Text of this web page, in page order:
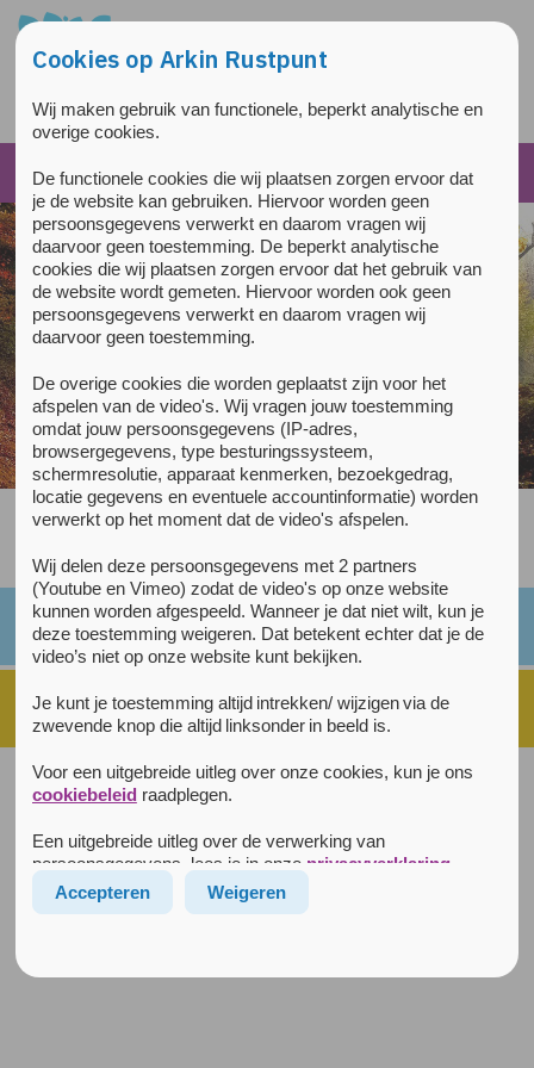
Overslaan en naar de inhoud gaan
Direct naar de hoofdnavigatie
Steek een kaarsje aan
Disclaimer|Privacyverklaring |Cookiebeleid
Rustpunt is een initiatief van
Cookies op Arkin Rustpunt
Wij maken gebruik van functionele, beperkt analytische en
overige cookies.
De functionele cookies die wij plaatsen zorgen ervoor dat
je de website kan gebruiken. Hiervoor worden geen
persoonsgegevens verwerkt en daarom vragen wij
daarvoor geen toestemming. De beperkt analytische
cookies die wij plaatsen zorgen ervoor dat het gebruik van
de website wordt gemeten. Hiervoor worden ook geen
persoonsgegevens verwerkt en daarom vragen wij
daarvoor geen toestemming.
De overige cookies die worden geplaatst zijn voor het
afspelen van de video's. Wij vragen jouw toestemming
omdat jouw persoonsgegevens (IP-adres,
browsergegevens, type besturingssysteem,
schermresolutie, apparaat kenmerken, bezoekgedrag,
locatie gegevens en eventuele accountinformatie) worden
verwerkt op het moment dat de video's afspelen.
Wij delen deze persoonsgegevens met 2 partners
(Youtube en Vimeo) zodat de video's op onze website
kunnen worden afgespeeld. Wanneer je dat niet wilt, kun je
deze toestemming weigeren. Dat betekent echter dat je de
video’s niet op onze website kunt bekijken.
Je kunt je toestemming altijd intrekken/ wijzigen via de
zwevende knop die altijd linksonder in beeld is.
Voor een uitgebreide uitleg over onze cookies, kun je ons
cookiebeleidraadplegen.
Een uitgebreide uitleg over de verwerking van
persoonsgegevens, lees je in onze privacyverklaring.
Accepteren
Weigeren